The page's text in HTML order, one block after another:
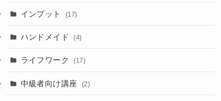
インプット (17)
ハンドメイド (4)
ライフワーク (17)
中級者向け講座 (2)